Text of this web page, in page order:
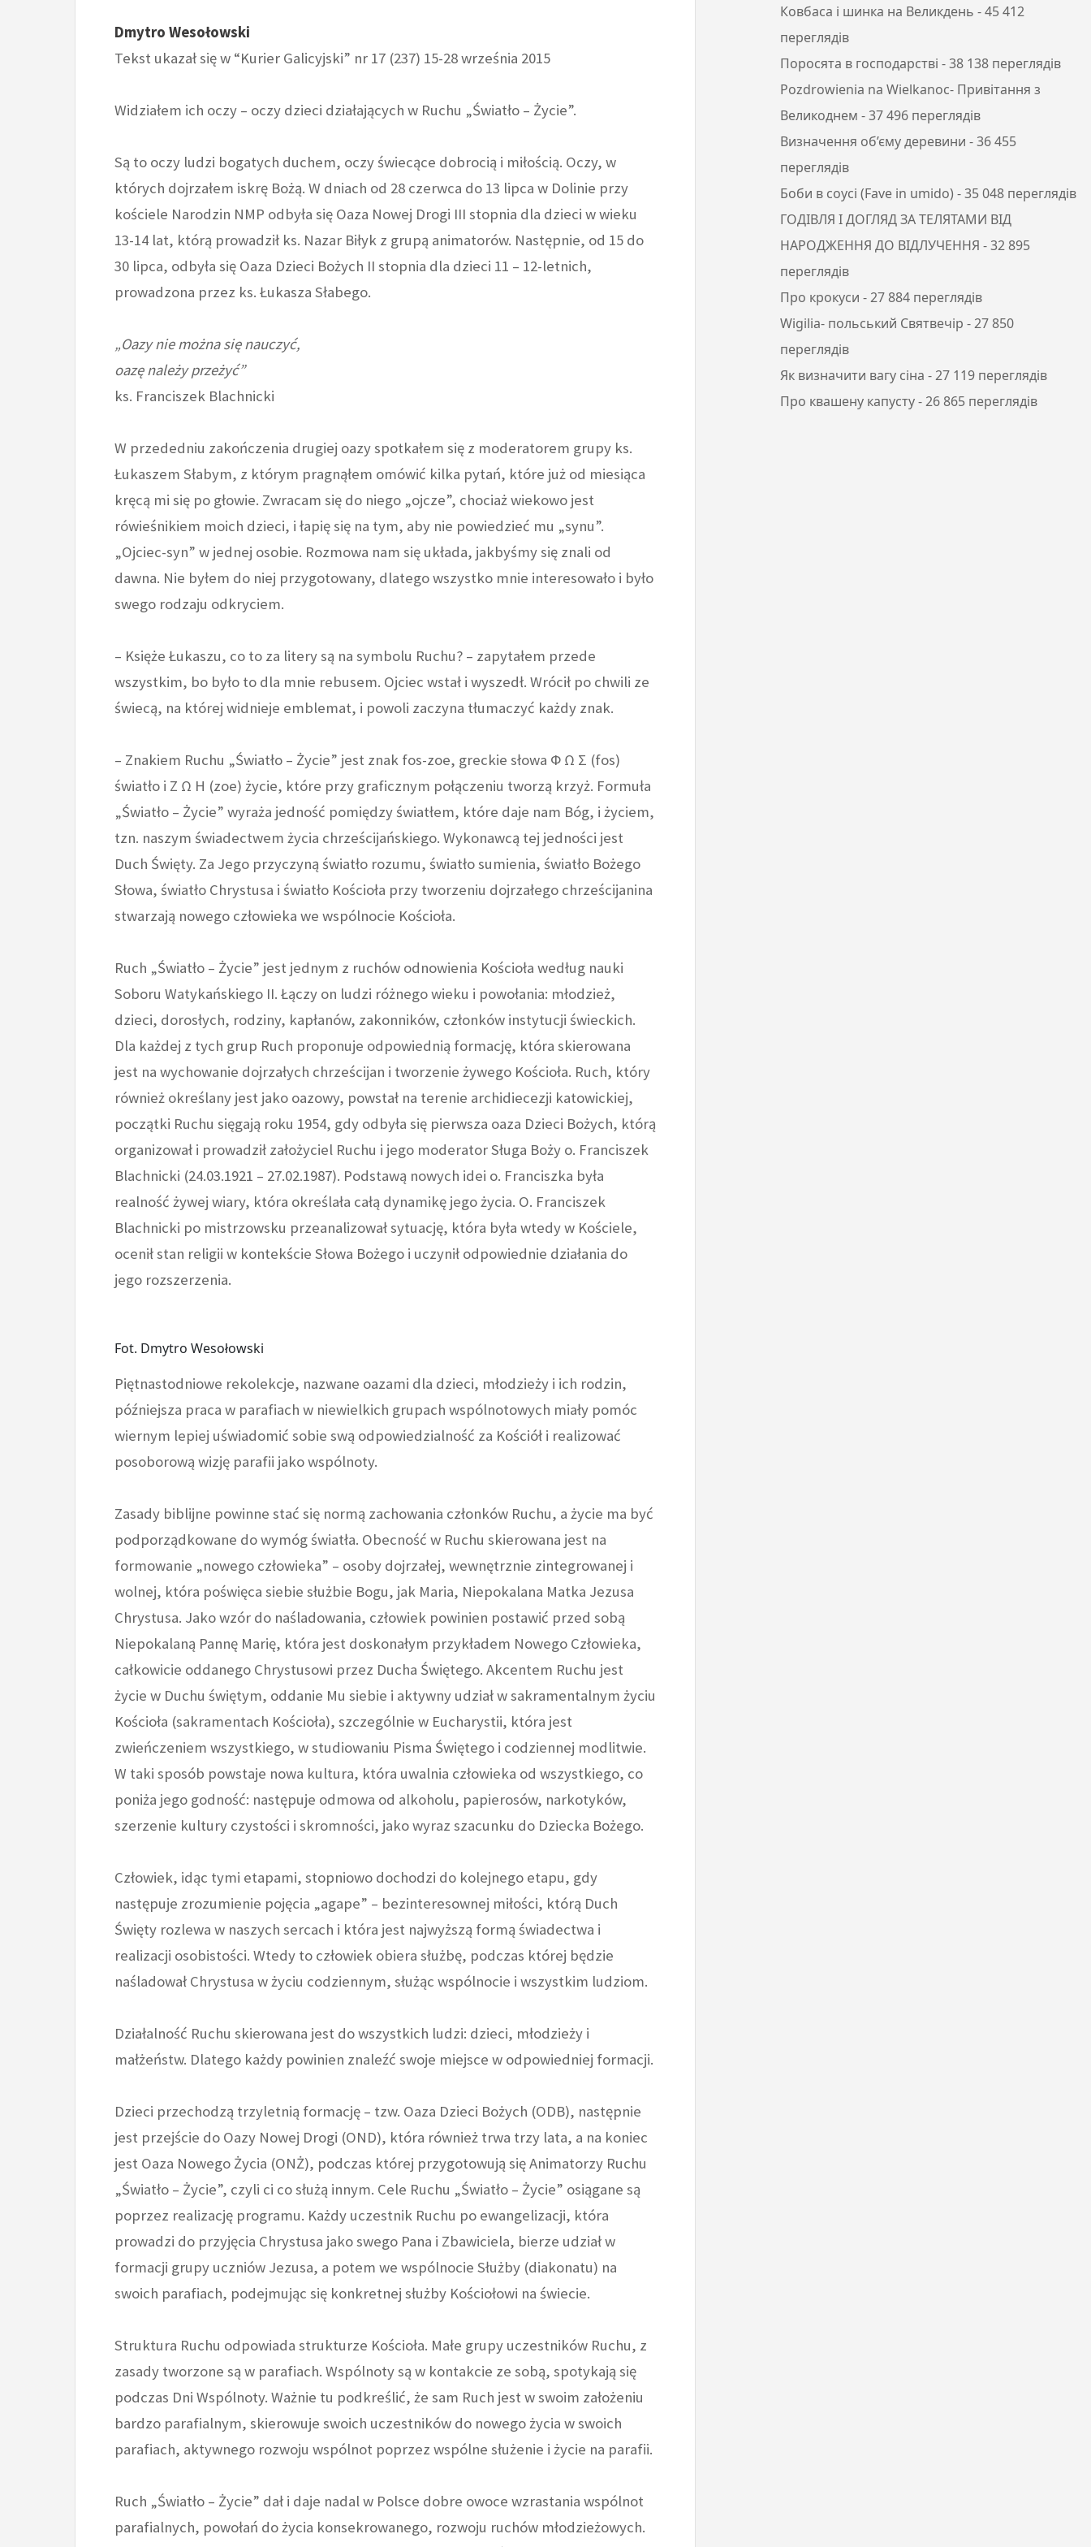
Dmytro Wesołowski
Tekst ukazał się w “Kurier Galicyjski” nr 17 (237) 15-28 września 2015
Widziałem ich oczy – oczy dzieci działających w Ruchu „Światło – Życie”.
Są to oczy ludzi bogatych duchem, oczy świecące dobrocią i miłością. Oczy, w
których dojrzałem iskrę Bożą. W dniach od 28 czerwca do 13 lipca w Dolinie przy
kościele Narodzin NMP odbyła się Oaza Nowej Drogi III stopnia dla dzieci w wieku
13-14 lat, którą prowadził ks. Nazar Biłyk z grupą animatorów. Następnie, od 15 do
30 lipca, odbyła się Oaza Dzieci Bożych II stopnia dla dzieci 11 – 12-letnich,
prowadzona przez ks. Łukasza Słabego.
„Oazy nie można się nauczyć,
oazę należy przeżyć”
ks. Franciszek Blachnicki
W przededniu zakończenia drugiej oazy spotkałem się z moderatorem grupy ks.
Łukaszem Słabym, z którym pragnąłem omówić kilka pytań, które już od miesiąca
kręcą mi się po głowie. Zwracam się do niego „ojcze”, chociaż wiekowo jest
rówieśnikiem moich dzieci, i łapię się na tym, aby nie powiedzieć mu „synu”.
„Ojciec-syn” w jednej osobie. Rozmowa nam się układa, jakbyśmy się znali od
dawna. Nie byłem do niej przygotowany, dlatego wszystko mnie interesowało i było
swego rodzaju odkryciem.
– Księże Łukaszu, co to za litery są na symbolu Ruchu? – zapytałem przede
wszystkim, bo było to dla mnie rebusem. Ojciec wstał i wyszedł. Wrócił po chwili ze
świecą, na której widnieje emblemat, i powoli zaczyna tłumaczyć każdy znak.
– Znakiem Ruchu „Światło – Życie” jest znak fos-zoe, greckie słowa Φ Ω Σ (fos)
światło i Ζ Ω Η (zoe) życie, które przy graficznym połączeniu tworzą krzyż. Formuła
„Światło – Życie” wyraża jedność pomiędzy światłem, które daje nam Bóg, i życiem,
tzn. naszym świadectwem życia chrześcijańskiego. Wykonawcą tej jedności jest
Duch Święty. Za Jego przyczyną światło rozumu, światło sumienia, światło Bożego
Słowa, światło Chrystusa i światło Kościoła przy tworzeniu dojrzałego chrześcijanina
stwarzają nowego człowieka we wspólnocie Kościoła.
Ruch „Światło – Życie” jest jednym z ruchów odnowienia Kościoła według nauki
Soboru Watykańskiego II. Łączy on ludzi różnego wieku i powołania: młodzież,
dzieci, dorosłych, rodziny, kapłanów, zakonników, członków instytucji świeckich.
Dla każdej z tych grup Ruch proponuje odpowiednią formację, która skierowana
jest na wychowanie dojrzałych chrześcijan i tworzenie żywego Kościoła. Ruch, który
również określany jest jako oazowy, powstał na terenie archidiecezji katowickiej,
początki Ruchu sięgają roku 1954, gdy odbyła się pierwsza oaza Dzieci Bożych, którą
organizował i prowadził założyciel Ruchu i jego moderator Sługa Boży o. Franciszek
Blachnicki (24.03.1921 – 27.02.1987). Podstawą nowych idei o. Franciszka była
realność żywej wiary, która określała całą dynamikę jego życia. O. Franciszek
Blachnicki po mistrzowsku przeanalizował sytuację, która była wtedy w Kościele,
ocenił stan religii w kontekście Słowa Bożego i uczynił odpowiednie działania do
jego rozszerzenia.
Fot. Dmytro Wesołowski
Piętnastodniowe rekolekcje, nazwane oazami dla dzieci, młodzieży i ich rodzin,
późniejsza praca w parafiach w niewielkich grupach wspólnotowych miały pomóc
wiernym lepiej uświadomić sobie swą odpowiedzialność za Kościół i realizować
posoborową wizję parafii jako wspólnoty.
Zasady biblijne powinne stać się normą zachowania członków Ruchu, a życie ma być
podporządkowane do wymóg światła. Obecność w Ruchu skierowana jest na
formowanie „nowego człowieka” – osoby dojrzałej, wewnętrznie zintegrowanej i
wolnej, która poświęca siebie służbie Bogu, jak Maria, Niepokalana Matka Jezusa
Chrystusa. Jako wzór do naśladowania, człowiek powinien postawić przed sobą
Niepokalaną Pannę Marię, która jest doskonałym przykładem Nowego Człowieka,
całkowicie oddanego Chrystusowi przez Ducha Świętego. Akcentem Ruchu jest
życie w Duchu świętym, oddanie Mu siebie i aktywny udział w sakramentalnym życiu
Kościoła (sakramentach Kościoła), szczególnie w Eucharystii, która jest
zwieńczeniem wszystkiego, w studiowaniu Pisma Świętego i codziennej modlitwie.
W taki sposób powstaje nowa kultura, która uwalnia człowieka od wszystkiego, co
poniża jego godność: następuje odmowa od alkoholu, papierosów, narkotyków,
szerzenie kultury czystości i skromności, jako wyraz szacunku do Dziecka Bożego.
Człowiek, idąc tymi etapami, stopniowo dochodzi do kolejnego etapu, gdy
następuje zrozumienie pojęcia „agape” – bezinteresownej miłości, którą Duch
Święty rozlewa w naszych sercach i która jest najwyższą formą świadectwa i
realizacji osobistości. Wtedy to człowiek obiera służbę, podczas której będzie
naśladował Chrystusa w życiu codziennym, służąc wspólnocie i wszystkim ludziom.
Działalność Ruchu skierowana jest do wszystkich ludzi: dzieci, młodzieży i
małżeństw. Dlatego każdy powinien znaleźć swoje miejsce w odpowiedniej formacji.
Dzieci przechodzą trzyletnią formację – tzw. Oaza Dzieci Bożych (ODB), następnie
jest przejście do Oazy Nowej Drogi (OND), która również trwa trzy lata, a na koniec
jest Oaza Nowego Życia (ONŻ), podczas której przygotowują się Animatorzy Ruchu
„Światło – Życie”, czyli ci co służą innym. Cele Ruchu „Światło – Życie” osiągane są
poprzez realizację programu. Każdy uczestnik Ruchu po ewangelizacji, która
prowadzi do przyjęcia Chrystusa jako swego Pana i Zbawiciela, bierze udział w
formacji grupy uczniów Jezusa, a potem we wspólnocie Służby (diakonatu) na
swoich parafiach, podejmując się konkretnej służby Kościołowi na świecie.
Struktura Ruchu odpowiada strukturze Kościoła. Małe grupy uczestników Ruchu, z
zasady tworzone są w parafiach. Wspólnoty są w kontakcie ze sobą, spotykają się
podczas Dni Wspólnoty. Ważnie tu podkreślić, że sam Ruch jest w swoim założeniu
bardzo parafialnym, skierowuje swoich uczestników do nowego życia w swoich
parafiach, aktywnego rozwoju wspólnot poprzez wspólne służenie i życie na parafii.
Ruch „Światło – Życie” dał i daje nadal w Polsce dobre owoce wzrastania wspólnot
parafialnych, powołań do życia konsekrowanego, rozwoju ruchów młodzieżowych.
Ковбаса і шинка на Великдень - 45 412
переглядів
Поросята в господарстві - 38 138 переглядів
Pozdrowienia na Wielkanoc- Привітання з
Великоднем - 37 496 переглядів
Визначення об’єму деревини - 36 455
переглядів
Боби в соусі (Fave in umido) - 35 048 переглядів
ГОДІВЛЯ І ДОГЛЯД ЗА ТЕЛЯТАМИ ВІД
НАРОДЖЕННЯ ДО ВІДЛУЧЕННЯ - 32 895
переглядів
Про крокуси - 27 884 переглядів
Wigilia- польський Святвечір - 27 850
переглядів
Як визначити вагу сіна - 27 119 переглядів
Про квашену капусту- 26 865 переглядів